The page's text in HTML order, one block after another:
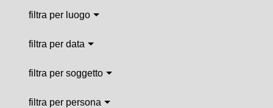
filtra per luogo
filtra per data
filtra per soggetto
filtra per persona